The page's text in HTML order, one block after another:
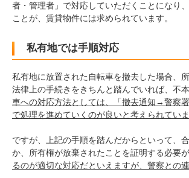
者・管理者」で対応していただくことになり
ことが、賃貸物件には求められています。
私有地では手順対応
私有地に放置された自転車を撤去した場合、
法律上の手続きをきちんと踏んでいれば、不
車への対応方法としては、「撤去通知→警察
で処理を進めていくのが良いと考えられていま
ですが、上記の手順を踏んだからといって、
か、所有権が放棄されたことを証明する必要が
るのが適切な対応だといえますが、警察との